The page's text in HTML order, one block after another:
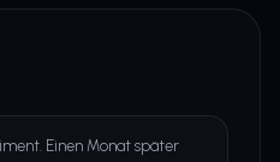
Einen Monat später